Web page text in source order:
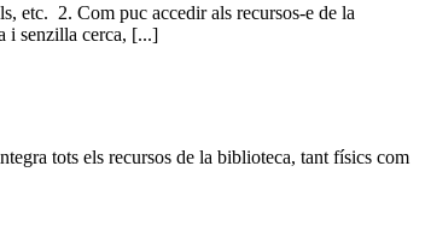
etc. 2. Com puc accedir als recursos-e de la
i senzilla cerca, [...]
tots els recursos de la biblioteca, tant físics com